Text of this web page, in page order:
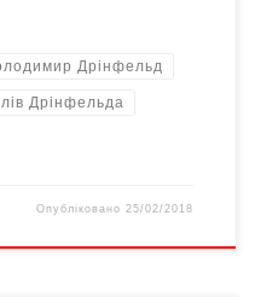
Дрінфельд
Дрінфельда
Опубліковано25/02/2018